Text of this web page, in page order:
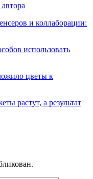
и коллаборации:
использовать
цветы к
растут, а результат